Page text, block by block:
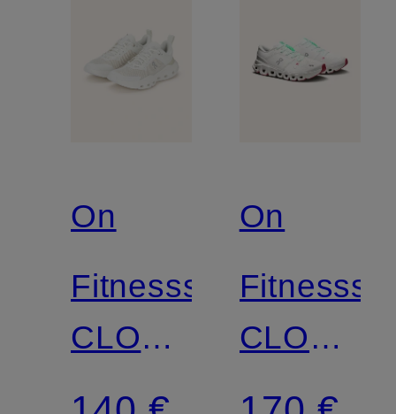
On
Fitnessschuhe
CLOUDPULSE
NEXT
On
CLOUD
X5